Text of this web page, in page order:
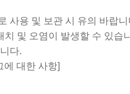
사용 및 보관 시 유의 바랍니
치 및 오염이 발생할 수 있습
다.
에 대한 사항]